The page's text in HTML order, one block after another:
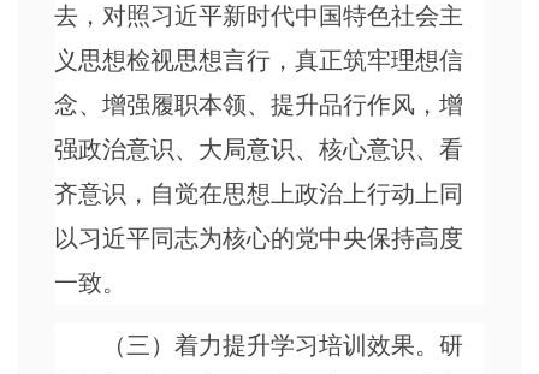
去，对照习近平新时代中国特色社会主
义思想检视思想言行，真正筑牢理想信
念、增强履职本领、提升品行作风，增
强政治意识、大局意识、核心意识、看
齐意识，自觉在思想上政治上行动上同
以习近平同志为核心的党中央保持高度
一致。
（三）着力提升学习培训效果。研